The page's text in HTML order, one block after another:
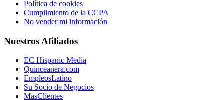
Política de cookies
Cumplimiento de la CCPA
No vender mi información
Nuestros Afiliados
EC Hispanic Media
Quinceanera.com
EmpleosLatino
Su Socio de Negocios
MasClientes